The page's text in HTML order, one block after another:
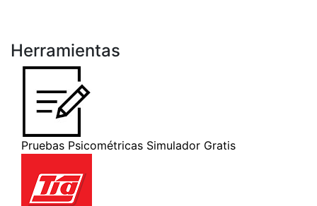
Herramientas